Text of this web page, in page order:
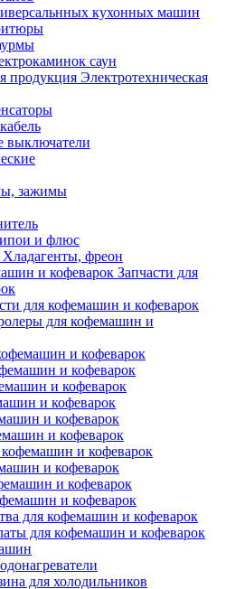
кухонных машин
саун
Электротехническая
выключатели
зажимы
и флюс
Хладагенты, фреон
Запчасти для
для кофемашин и кофеварок
для кофемашин и
и кофеварок
и кофеварок
и кофеварок
и кофеварок
и кофеварок
и кофеварок
и кофеварок
и кофеварок
и кофеварок
и кофеварок
для кофемашин и кофеварок
для кофемашин и кофеварок